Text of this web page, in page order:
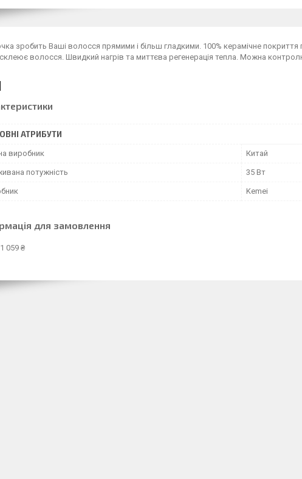
зробить Ваші волосся прямими і більш гладкими. 100% керамічне покриття
волосся. Швидкий нагрів та миттєва регенерація тепла. Можна
АТРИБУТИ
виробник Китай
потужність 35 Вт
Kemei
для замовлення
1 059 ₴